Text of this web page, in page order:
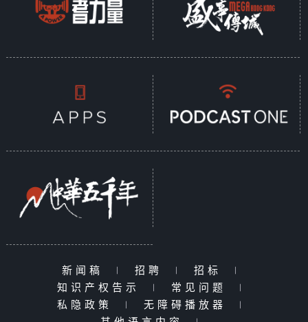
新闻稿 | 招聘 | 招标
|
知识产权告示
| 常见问题
|
私隐政策
| 无障碍播放器
|